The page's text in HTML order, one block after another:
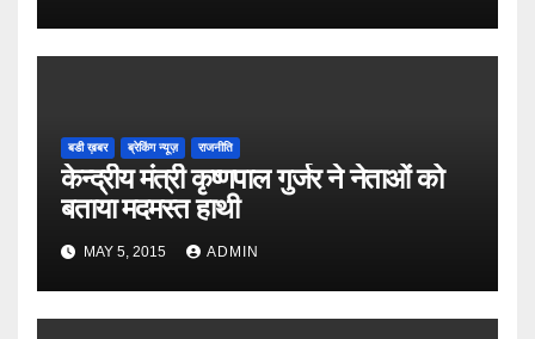
बडी ख़बर ब्रेकिंग न्यूज़ राजनीति
केन्द्रीय मंत्री कृष्णपाल गुर्जर ने नेताओं को
बताया मदमस्त हाथी
MAY 5, 2015 ADMIN